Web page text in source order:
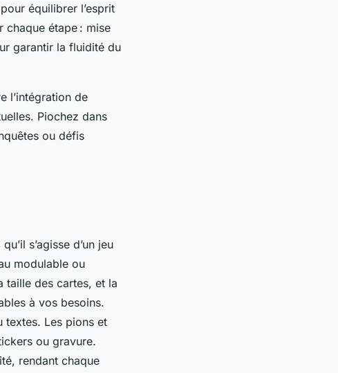
équilibrer l’esprit
étape : mise
garantir la fluidité du
l’intégration de
Piochez dans
ou défis
s’agisse d’un jeu
modulable ou
taille des cartes, et la
à vos besoins.
textes. Les pions et
ou gravure.
rendant chaque